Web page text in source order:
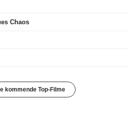
Chaos
kommende Top-Filme